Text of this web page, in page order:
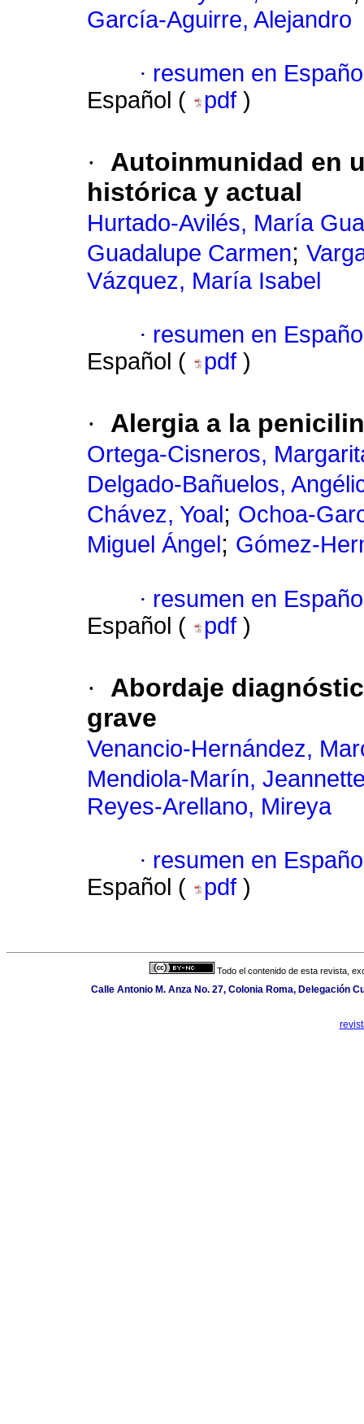
García-Aguirre, Alejandro
· resumen en
Español (
pdf )
·
Autoinmunidad en
histórica y actual
Hurtado-Avilés, María
Guadalupe Carmen;
Vázquez, María Isabel
· resumen en
Español (
pdf )
· Alergia a la
Ortega-Cisneros,
Delgado-Bañuelos,
Chávez, Yoal ; Ochoa-
Miguel Ángel ; Gómez-
· resumen en
Español (
pdf )
·
Abordaje
grave
Venancio-Hernández,
Mendiola-Marín,
Reyes-Arellano, Mireya
· resumen en
Español (
pdf )
Todo el contenido de esta revista,
Calle Antonio M. Anza No. 27, Colonia Roma, Delegación